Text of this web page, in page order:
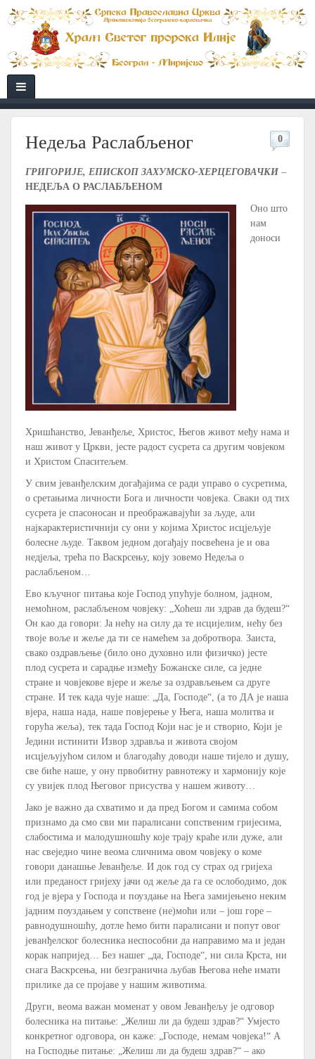
Недеља Раслабљеног 0
ГРИГОРИЈЕ, ЕПИСКОП ЗАХУМСКО-ХЕРЦЕГОВАЧКИ –
НЕДЕЉА О РАСЛАБЉЕНОМ
Оно што
нам
доноси
Хришћанство, Јеванђеље, Христос, Његов живот међу нама и
наш живот у Цркви, јесте радост сусрета са другим човјеком
и Христом Спаситељем.
У свим јеванђелским догађајима се ради управо о сусретима,
о сретањима личности Бога и личности човјека. Сваки од тих
сусрета је спасоносан и преображавајући за људе, али
најкарактеристичнији су они у којима Христос исцјељује
болесне људе. Таквом једном догађају посвећена је и ова
недјеља, трећа по Васкрсењу, коју зовемо Недеља о
раслабљеном…
Ево кључног питања које Господ упућује болном, јадном,
немоћном, раслабљеном човјеку: „Хоћеш ли здрав да будеш?“
Он као да говори: Ја нећу на силу да те исцијелим, нећу без
твоје воље и жеље да ти се намећем за добротвора. Заиста,
свако оздрављење (било оно духовно или физичко) јесте
плод сусрета и сарадње између Божанске силе, са једне
стране и човјекове вјере и жеље за оздрављењем са друге
стране. И тек када чује наше: „Да, Господе“, (а то ДА је наша
вјера, наша нада, наше повјерење у Њега, наша молитва и
горућа жеља), тек тада Господ Који нас је и створио, Који је
Једини истинити Извор здравља и живота својом
исцјељујућом силом и благодаћу доводи наше тијело и душу,
све биће наше, у ону првобитну равнотежу и хармонију које
су увијек плод Његовог присуства у нашем животу…
Јако је важно да схватимо и да пред Богом и самима собом
признамо да смо сви ми паралисани сопственим гријесима,
слабостима и малодушношћу које трају краће или дуже, али
нас свеједно чине веома сличнима овом човјеку о коме
говори данашње Јеванђеље. И док год су страх од гријеха
или преданост гријеху јачи од жеље да га се ослободимо, док
год је вјера у Господа и поуздање на Њега замијењено неким
јадним поуздањем у сопствене (не)моћи или – још горе –
равнодушношћу, дотле ћемо бити паралисани и попут овог
јеванђелског болесника неспособни да направимо ма и један
корак напријед… Без нашег „да, Господе“, ни сила Крста, ни
снага Васкрсења, ни безгранична љубав Његова неће имати
прилике да се пројаве у нашим животима.
Други, веома важан моменат у овом Јеванђељу је одговор
болесника на питање: „Желиш ли да будеш здрав?“ Умјесто
конкретног одговора, он каже: „Господе, немам човјека!“ А
на Господње питање: „Желиш ли да будеш здрав?“ – ако